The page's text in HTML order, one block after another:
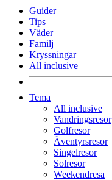
Guider
Tips
Väder
Familj
Kryssningar
All inclusive
Tema
All inclusive
Vandringsresor
Golfresor
Äventyrsresor
Singelresor
Solresor
Weekendresa